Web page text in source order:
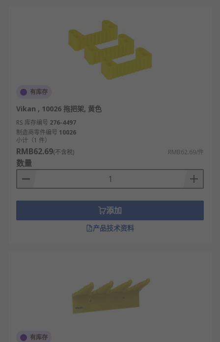
有库存
Vikan , 10026 拖把架, 黄色
RS 库存编号 276-4497
制造商零件编号 10026
小计（1 件）
RMB62.69(不含税) RMB62.69/件
数量
添加
产品技术资料
有库存